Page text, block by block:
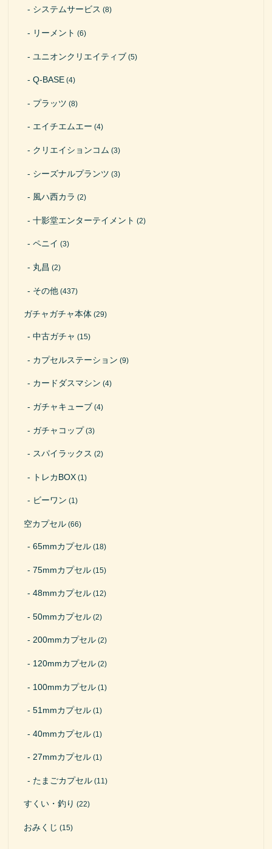
システムサービス (8)
リーメント (6)
ユニオンクリエイティブ (5)
Q-BASE (4)
プラッツ (8)
エイチエムエー (4)
クリエイションコム (3)
シーズナルプランツ (3)
風ハ西カラ (2)
十影堂エンターテイメント (2)
ペニイ (3)
丸昌 (2)
その他 (437)
ガチャガチャ本体 (29)
中古ガチャ (15)
カプセルステーション (9)
カードダスマシン (4)
ガチャキューブ (4)
ガチャコップ(3)
スパイラックス (2)
トレカBOX (1)
ビーワン (1)
空カプセル (66)
65mmカプセル (18)
75mmカプセル (15)
48mmカプセル (12)
50mmカプセル (2)
200mmカプセル (2)
120mmカプセル (2)
100mmカプセル (1)
51mmカプセル (1)
40mmカプセル (1)
27mmカプセル (1)
たまごカプセル (11)
すくい・釣り (22)
おみくじ (15)